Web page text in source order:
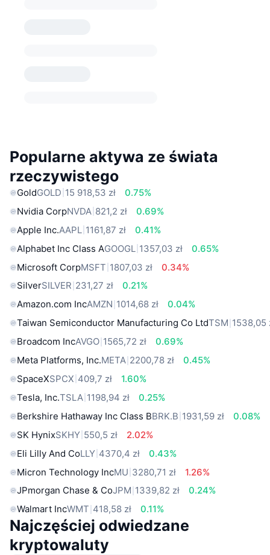
Popularne aktywa ze świata
rzeczywistego
GoldGOLD 15 918,53 zł
0.75%
Nvidia CorpNVDA 821,2 zł
0.69%
Apple Inc.AAPL 1161,87 zł
0.41%
Alphabet Inc Class AGOOGL 1357,03 zł
0.65%
Microsoft CorpMSFT 1807,03 zł
0.34%
SilverSILVER 231,27 zł
0.21%
Amazon.com IncAMZN 1014,68 zł
0.04%
Taiwan Semiconductor Manufacturing Co LtdTSM 1538,05
Broadcom IncAVGO 1565,72 zł
0.69%
Meta Platforms, Inc.META 2200,78 zł
0.45%
SpaceXSPCX 409,7 zł
1.60%
Tesla, Inc.TSLA 1198,94 zł
0.25%
Berkshire Hathaway Inc Class BBRK.B 1931,59 zł
0.08%
SK HynixSKHY 550,5 zł
2.02%
Eli Lilly And CoLLY 4370,4 zł
0.43%
Micron Technology IncMU 3280,71 zł
1.26%
JPmorgan Chase & CoJPM 1339,82 zł
0.24%
Walmart IncWMT 418,58 zł 0.11%
Najczęściej odwiedzane
kryptowaluty